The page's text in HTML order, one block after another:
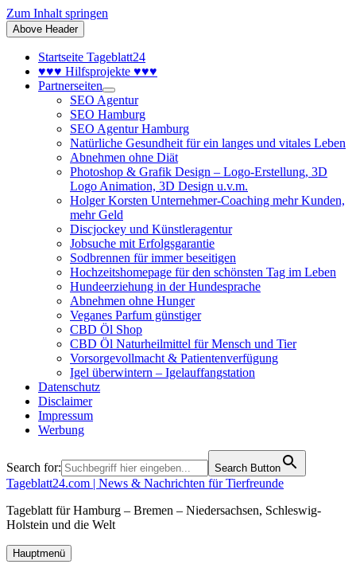
Zum Inhalt springen
Above Header
Startseite Tageblatt24
♥♥♥ Hilfsprojekte ♥♥♥
Partnerseiten
SEO Agentur
SEO Hamburg
SEO Agentur Hamburg
Natürliche Gesundheit für ein langes und vitales Leben
Abnehmen ohne Diät
Photoshop & Grafik Design – Logo-Erstellung, 3D
Logo Animation, 3D Design u.v.m.
Holger Korsten Unternehmer-Coaching mehr Kunden,
mehr Geld
Discjockey und Künstleragentur
Jobsuche mit Erfolgsgarantie
Sodbrennen für immer beseitigen
Hochzeitshomepage für den schönsten Tag im Leben
Hundeerziehung in der Hundesprache
Abnehmen ohne Hunger
Veganes Parfum günstiger
CBD Öl Shop
CBD Öl Naturheilmittel für Mensch und Tier
Vorsorgevollmacht & Patientenverfügung
Igel überwintern – Igelauffangstation
Datenschutz
Disclaimer
Impressum
Werbung
Search for: Search Button
Tageblatt24.com | News & Nachrichten für Tierfreunde
Tageblatt für Hamburg – Bremen – Niedersachsen, Schleswig-
Holstein und die Welt
Hauptmenü